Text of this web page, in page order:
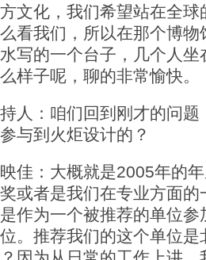
文化，我们希望站在全
看我们，所以在那个博
写的一个台子，几个人
样子呢，聊的非常愉快。
：咱们回到刚才的问题
与到火炬设计的？
：大概就是2005年的年
或者是我们在专业方面
作为一个被推荐的单位
。推荐我们的这个单位